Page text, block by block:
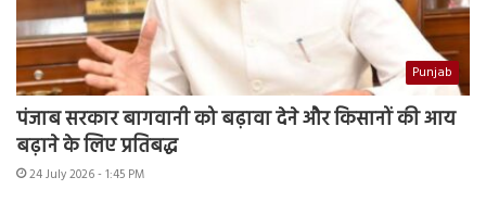
Punjab
पंजाब सरकार बागवानी को बढ़ावा देने और किसानों की आय
बढ़ाने के लिए प्रतिबद्ध
24 July 2026 - 1:45 PM